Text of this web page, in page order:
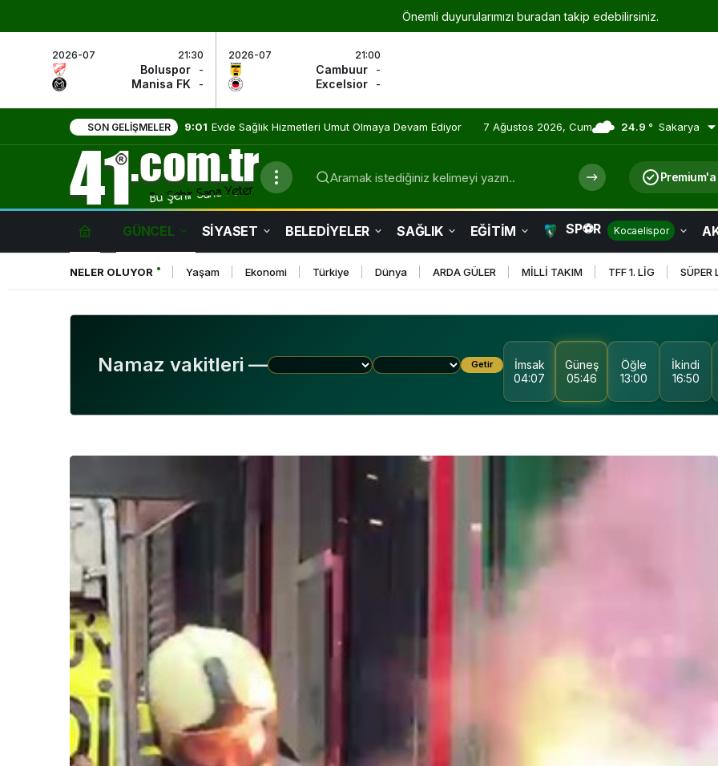
Önemli duyurularımızı buradan takip edebilirsiniz.
2026-07 21:30
Boluspor
-
Manisa FK
-
2026-07 21:00
Cambuur
-
Excelsior
-
SON GELIŞMELER 9:01 Evde Sağlık Hizmetleri Umut Olmaya Devam Ediyor 7 Ağustos 2026, Cum 24.9 ° Sakarya
Aramak istediğiniz kelimeyi yazın..
GÜNCEL SİYASET BELEDİYELER SAĞLIK EĞİTİM SP⚽R Kocaelispor
NELER OLUYOR Yaşam Ekonomi Türkiye Dünya ARDA GÜLER MİLLİ TAKIM TFF 1. LİG SÜPER
Namaz vakitleri — Getir
İmsak
04:07
Güneş
05:46
Öğle
13:00
İkindi
16:50
Kocaeli Devlet Hastanesi
HASTANESI
Kocaeli Devlet Hastanesi